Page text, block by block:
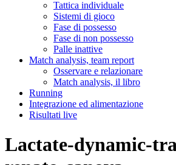
Tattica individuale
Sistemi di gioco
Fase di possesso
Fase di non possesso
Palle inattive
Match analysis, team report
Osservare e relazionare
Match analysis, il libro
Running
Integrazione ed alimentazione
Risultati live
Lactate-dynamic-